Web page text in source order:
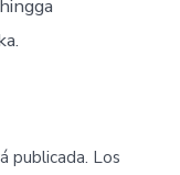
publicada. Los